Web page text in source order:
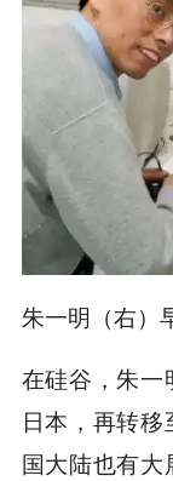
朱一明（右）
在硅谷，朱
日本，再转
国大陆也有